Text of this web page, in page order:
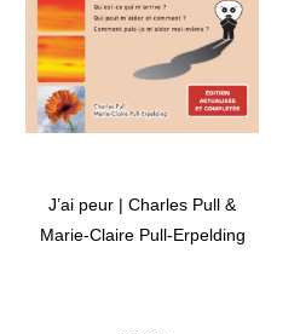
J’ai peur | Charles Pull &
Marie-Claire Pull-Erpelding